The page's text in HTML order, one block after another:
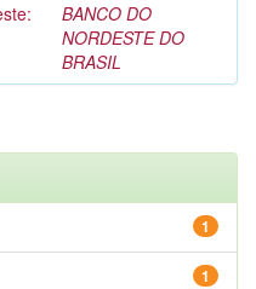
BANCO DO
NORDESTE DO
BRASIL
1
1